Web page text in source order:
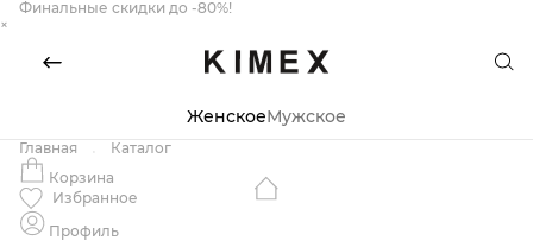
Финальные скидки до -80%!
×
ЖенскоеМужское
Главная
Каталог
Корзина
Избранное
Профиль